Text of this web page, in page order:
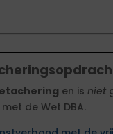
en is niet
de Wet DBA.